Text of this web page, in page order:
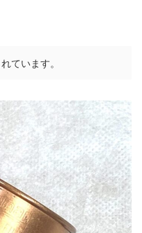
ています。